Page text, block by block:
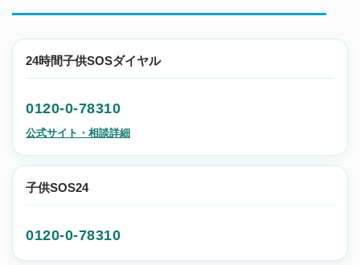
24時間子供SOSダイヤル
0120-0-78310
公式サイト・相談詳細
子供SOS24
0120-0-78310